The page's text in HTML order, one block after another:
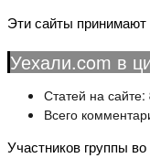
Эти сайты принимают
Уехали.com в
Статей на сайте:
Всего
Участников группы во